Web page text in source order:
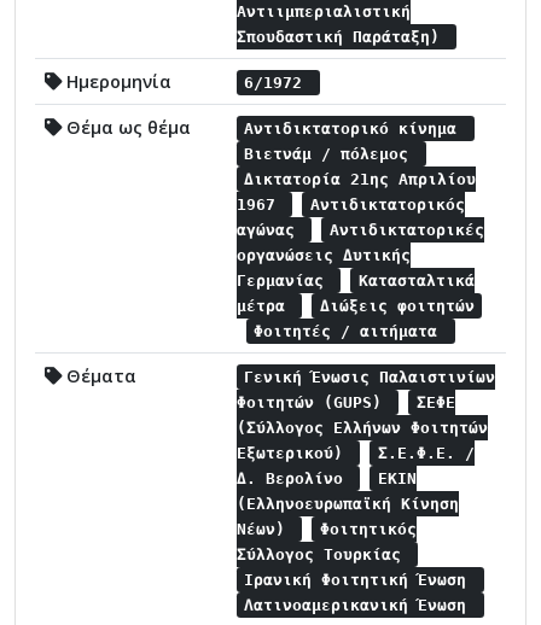
Αντιιμπεριαλιστική
Σπουδαστική Παράταξη)
Ημερομηνία 6/1972
Θέμα ως θέμα
Αντιδικτατορικό κίνημα
Βιετνάμ / πόλεμος
Δικτατορία 21ης Απριλίου
1967
Αντιδικτατορικός
αγώνας
Αντιδικτατορικές
οργανώσεις Δυτικής
Γερμανίας
Κατασταλτικά
μέτρα
Διώξεις φοιτητών
Φοιτητές / αιτήματα
Θέματα
Γενική Ένωσις Παλαιστινίων
Φοιτητών (GUPS)
ΣΕΦΕ
(Σύλλογος Ελλήνων Φοιτητών
Εξωτερικού)
Σ.Ε.Φ.Ε. /
Δ. Βερολίνο
ΕΚΙΝ
(Ελληνοευρωπαϊκή Κίνηση
Νέων)
Φοιτητικός
Σύλλογος Τουρκίας
Ιρανική Φοιτητική Ένωση
Λατινοαμερικανική Ένωση